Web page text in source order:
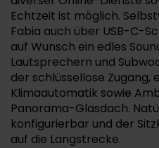
Echtzeit ist möglich.
Fabia auch über USB-C-
auf Wunsch ein edles
Lautsprechern und
der schlüssellose Zugang,
Klimaautomatik sowie
Panorama-Glasdach.
konfigurierbar und der
auf die Langstrecke.